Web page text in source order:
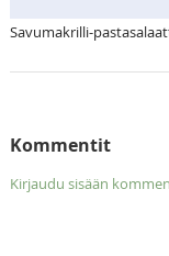
Savumakrilli-
Kommentit
Kirjaudu sisään